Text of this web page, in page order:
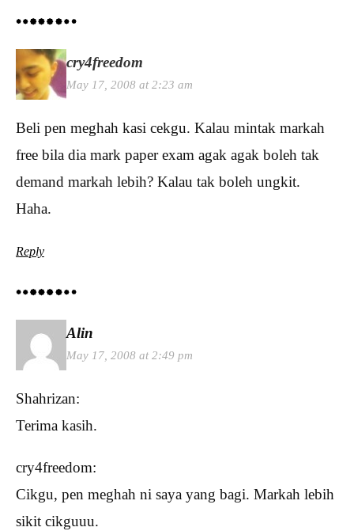
cry4freedom
May 17, 2008 at 2:23 am
Beli pen meghah kasi cekgu. Kalau mintak markah
free bila dia mark paper exam agak agak boleh tak
demand markah lebih? Kalau tak boleh ungkit.
Haha.
Reply
Alin
May 17, 2008 at 2:49 pm
Shahrizan:
Terima kasih.
cry4freedom:
Cikgu, pen meghah ni saya yang bagi. Markah lebih
sikit cikguuu.